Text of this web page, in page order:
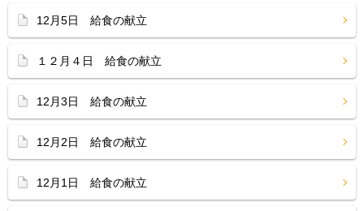
12月5日 給食の献立
１２月４日 給食の献立
12月3日 給食の献立
12月2日 給食の献立
12月1日 給食の献立